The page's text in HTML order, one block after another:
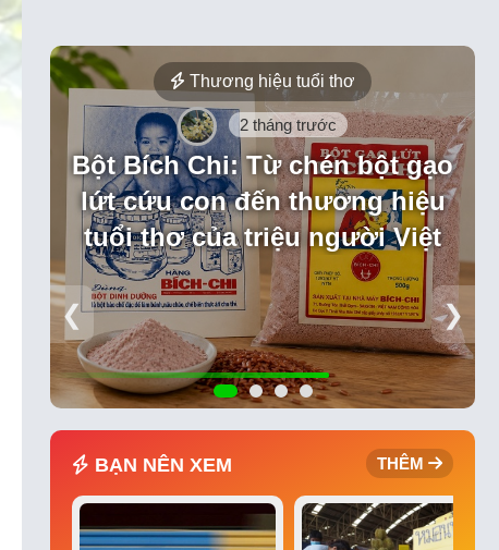
Thương hiệu tuổi thơ
2 tháng trước
Bột Bích Chi: Từ chén bột gạo
lứt cứu con đến thương hiệu
tuổi thơ của triệu người Việt
❮ ❯
BẠN NÊN XEM THÊM